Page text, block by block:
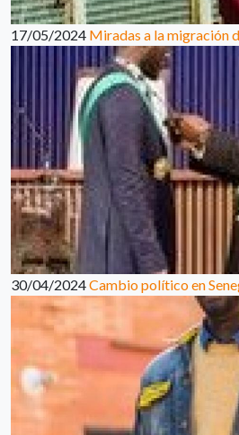
17/05/2024 Miradas a la migración
30/04/2024Cambio político en